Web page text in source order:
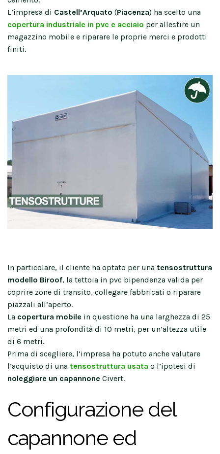
L’impresa di Castell’Arquato (Piacenza) ha scelto una
copertura industriale in pvc e acciaio per allestire un
magazzino mobile e riparare le proprie merci e prodotti
finiti.
In particolare, il cliente ha optato per una tensostruttura
modello Biroof, la tettoia in pvc bipendenza valida per
coprire zone di transito, collegare fabbricati o riparare
piazzali all’aperto.
La copertura mobile in questione ha una larghezza di 25
metri ed una profondità di 10 metri, per un’altezza utile
di 6 metri.
Prima di scegliere, l’impresa ha potuto anche valutare
l’acquisto di una tensostruttura usata o l’ipotesi di
noleggiare un capannone Civert.
Configurazione del
capannone ed